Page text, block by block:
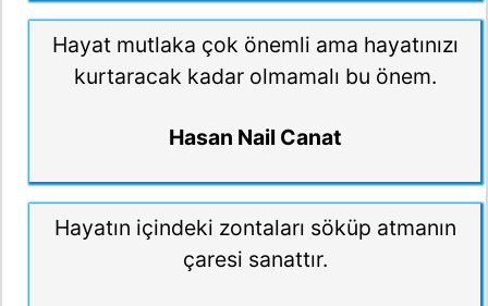
Hayat mutlaka çok önemli ama hayatınızı
kurtaracak kadar olmamalı bu önem.
Hasan Nail Canat
Hayatın içindeki zontaları söküp atmanın
çaresi sanattır.